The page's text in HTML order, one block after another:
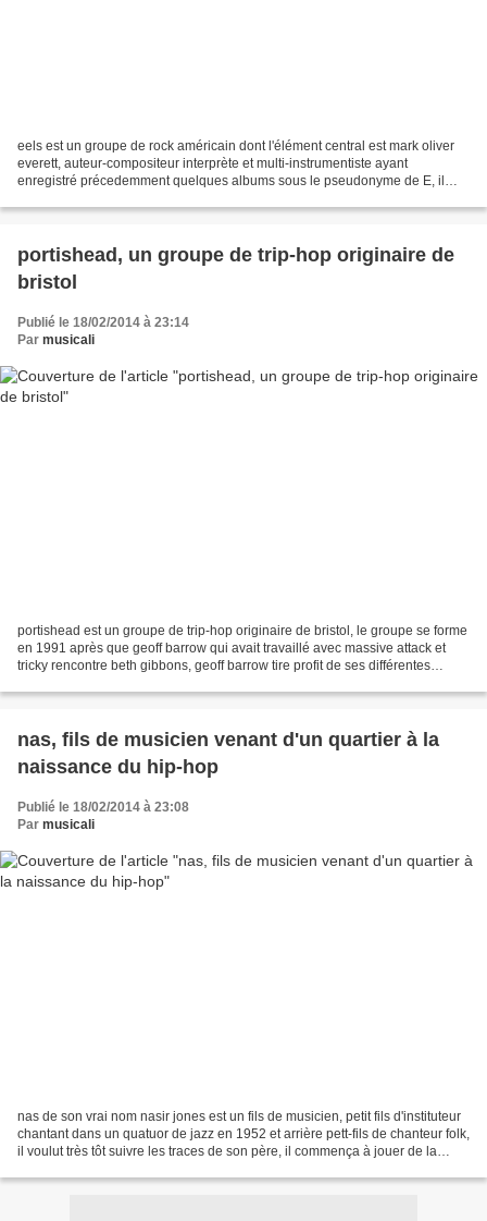
eels est un groupe de rock américain dont l'élément central est mark oliver
everett, auteur-compositeur interprète et multi-instrumentiste ayant
enregistré précedemment quelques albums sous le pseudonyme de E, il
portishead, un groupe de trip-hop originaire de
bristol
Publié le 18/02/2014 à 23:14
Par musicali
portishead est un groupe de trip-hop originaire de bristol, le groupe se forme
en 1991 après que geoff barrow qui avait travaillé avec massive attack et
tricky rencontre beth gibbons, geoff barrow tire profit de ses différentes
nas, fils de musicien venant d'un quartier à la
naissance du hip-hop
Publié le 18/02/2014 à 23:08
Par musicali
nas de son vrai nom nasir jones est un fils de musicien, petit fils d'instituteur
chantant dans un quatuor de jazz en 1952 et arrière pett-fils de chanteur folk,
il voulut très tôt suivre les traces de son père, il commença à jouer de la